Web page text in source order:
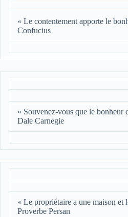
« Le contentement apporte le
Confucius
« Souvenez-vous que le bonheur
Dale Carnegie
« Le propriétaire a une maison et
Proverbe Persan